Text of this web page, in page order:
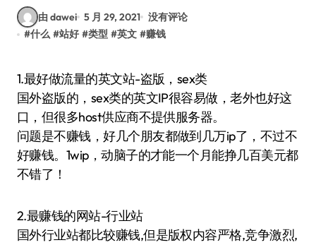
由 dawei 5 月 29, 2021 没有评论
#什么 #站好 #类型 #英文 #赚钱
1.最好做流量的英文站-盗版，sex类
国外盗版的，sex类的英文IP很容易做，老外也好这
口，但很多host供应商不提供服务器。
问题是不赚钱，好几个朋友都做到几万ip了，不过不
好赚钱。1wip，动脑子的才能一个月能挣几百美元都
不错了！
2.最赚钱的网站-行业站
国外行业站都比较赚钱,但是版权内容严格,竞争激烈,